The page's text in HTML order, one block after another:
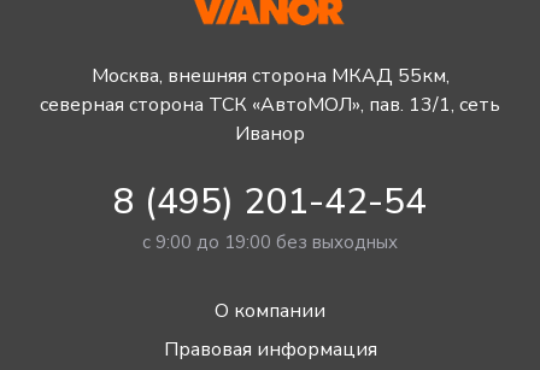
Москва, внешняя сторона МКАД 55км,
северная сторона ТСК «АвтоМОЛ», пав. 13/1, сеть
Иванор
8 (495) 201-42-54
с 9:00 до 19:00 без выходных
О компании
Правовая информация